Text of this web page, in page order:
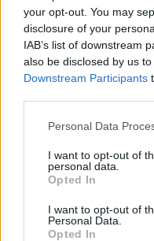
your opt-out. You may
disclosure of your
IAB’s list of downstream
also be disclosed by us
Downstream Participants
Personal Data
I want to opt-out of
personal data.
Opted In
I want to opt-out of
Personal Data.
Opted In
Τόλης